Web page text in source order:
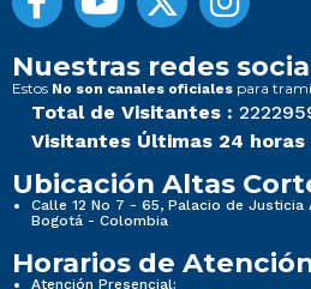
Nuestras redes
Estos No son canales oficiales para
Total de Visitantes :
Visitantes Últimas 24 horas
Ubicación Altas
Calle 12 No 7 - 65, Palacio de Justicia
Bogotá - Colombia
Horarios de
Atención Presencial: